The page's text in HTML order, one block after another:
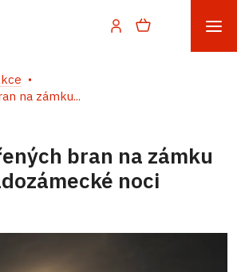
na zámku...
bran na zámku
noci